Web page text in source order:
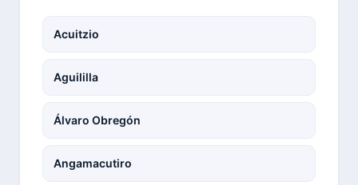
Acuitzio
Aguililla
Álvaro Obregón
Angamacutiro